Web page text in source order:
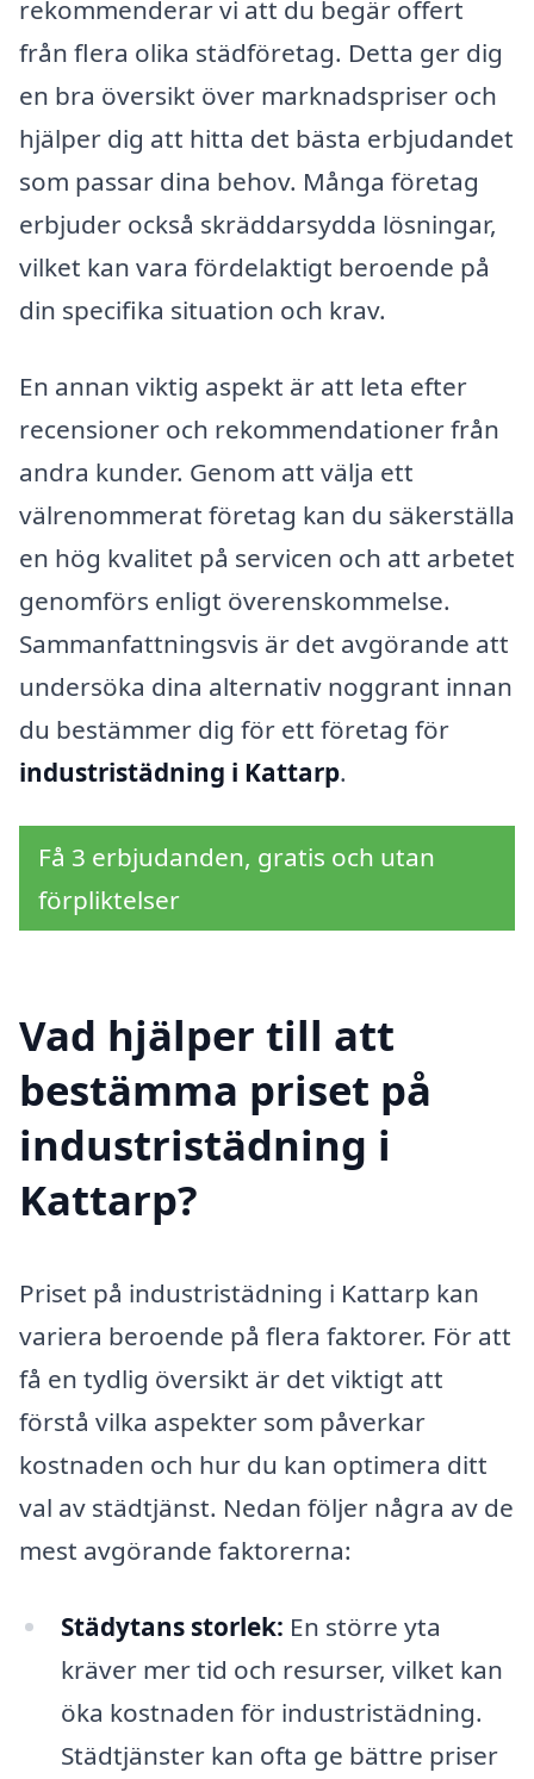
rekommenderar vi att du begär offert
från flera olika städföretag. Detta ger dig
en bra översikt över marknadspriser och
hjälper dig att hitta det bästa erbjudandet
som passar dina behov. Många företag
erbjuder också skräddarsydda lösningar,
vilket kan vara fördelaktigt beroende på
din specifika situation och krav.
En annan viktig aspekt är att leta efter
recensioner och rekommendationer från
andra kunder. Genom att välja ett
välrenommerat företag kan du säkerställa
en hög kvalitet på servicen och att arbetet
genomförs enligt överenskommelse.
Sammanfattningsvis är det avgörande att
undersöka dina alternativ noggrant innan
du bestämmer dig för ett företag för
industristädning i Kattarp.
Få 3 erbjudanden, gratis och utan
förpliktelser
Vad hjälper till att
bestämma priset på
industristädning i
Kattarp?
Priset på industristädning i Kattarp kan
variera beroende på flera faktorer. För att
få en tydlig översikt är det viktigt att
förstå vilka aspekter som påverkar
kostnaden och hur du kan optimera ditt
val av städtjänst. Nedan följer några av de
mest avgörande faktorerna:
Städytans storlek: En större yta
kräver mer tid och resurser, vilket kan
öka kostnaden för industristädning.
Städtjänster kan ofta ge bättre priser